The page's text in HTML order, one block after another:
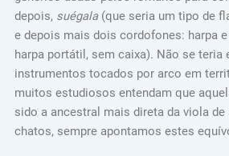
depois, suégala(que seria um tipo de
e depois mais dois cordofones: harpa e
harpa portátil, sem caixa). Não se teria
instrumentos tocados por arco em
muitos estudiosos entendam que
sido a ancestral mais direta da viola
chatos, sempre apontamos estes